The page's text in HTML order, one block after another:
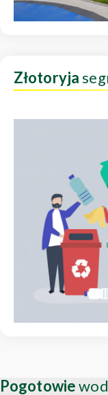
Złotoryja
Pogotowie